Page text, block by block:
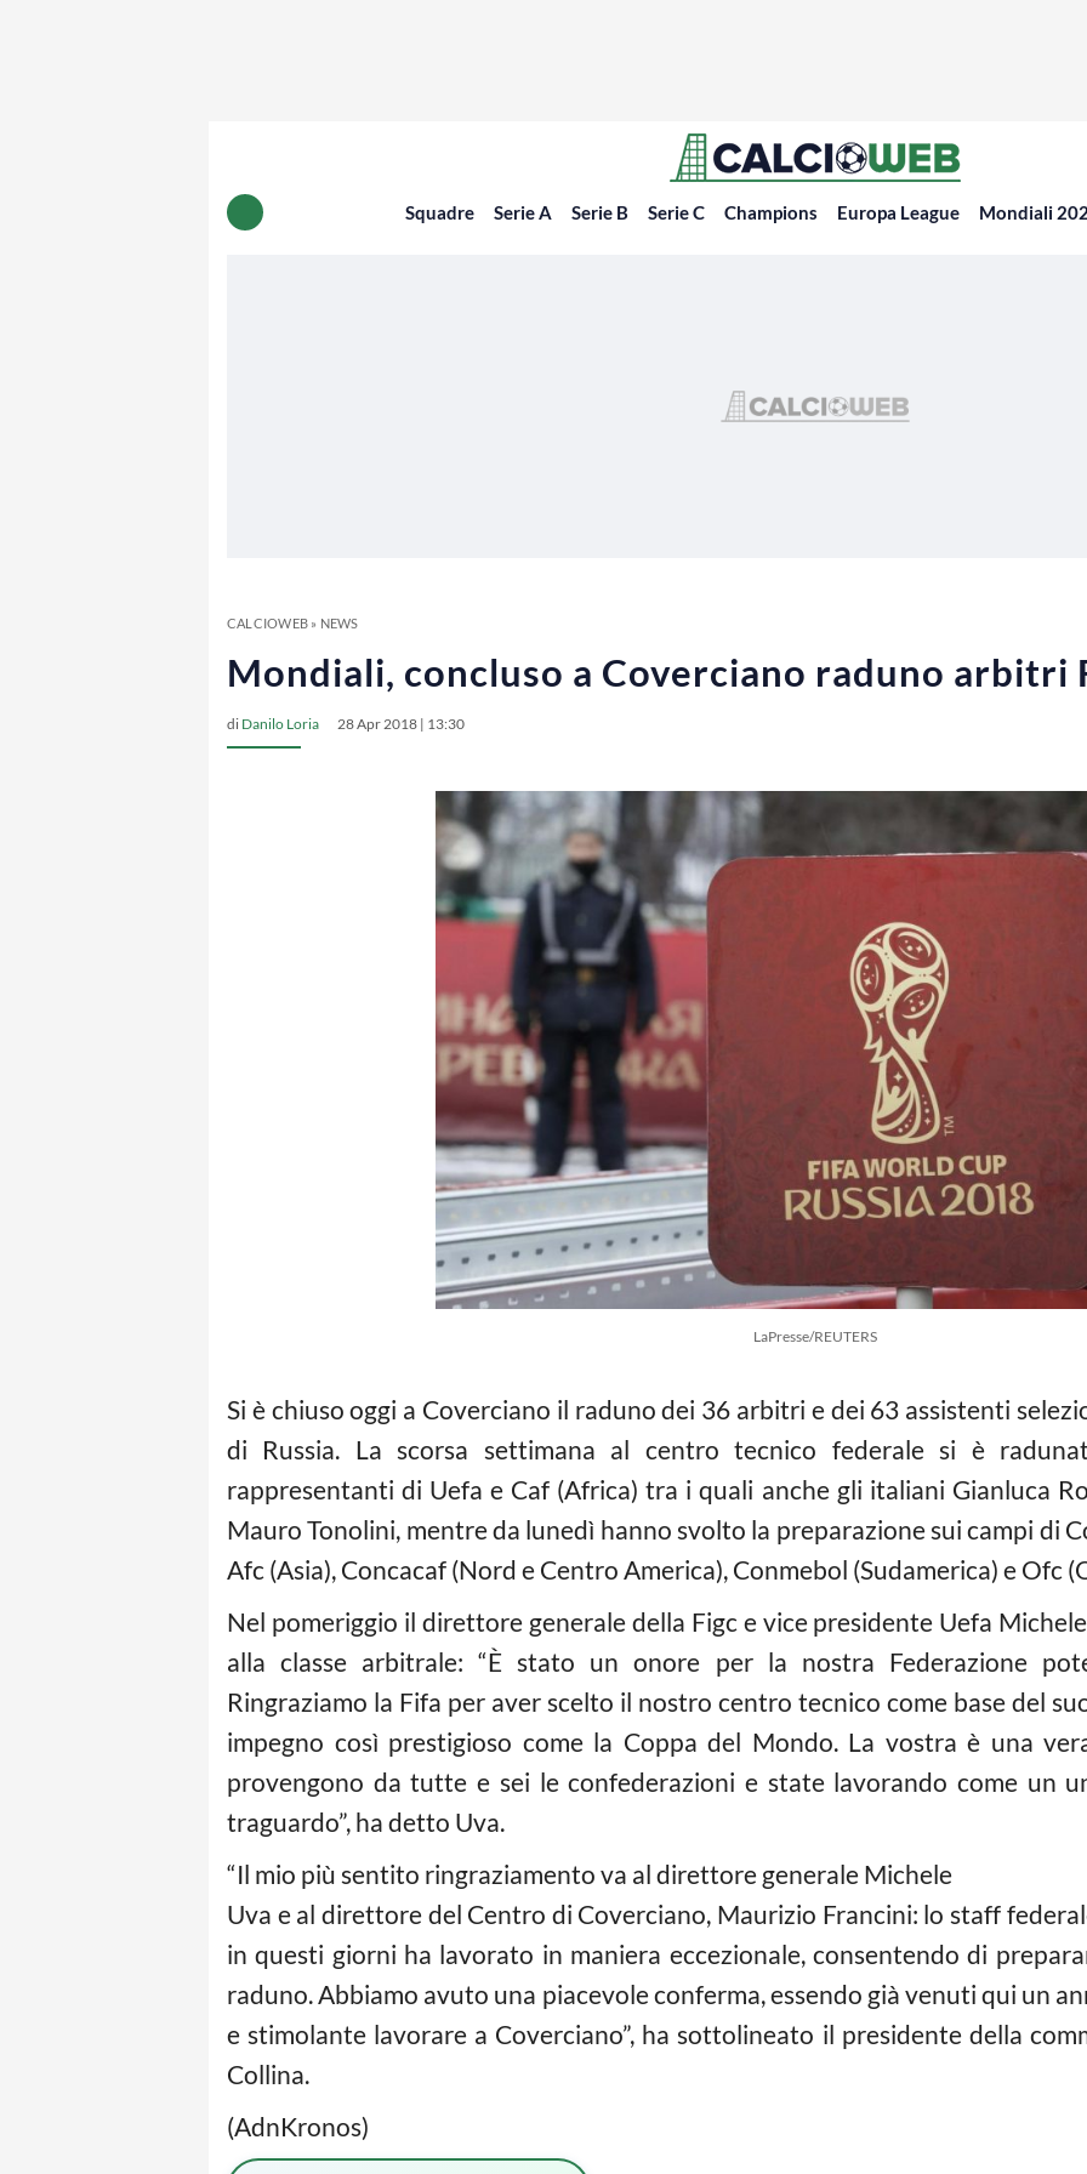
Squadre Serie A Serie B Serie C Champions Europa League Mondiali
CALCIOWEB» NEWS
Mondiali, concluso a Coverciano raduno arbitri
di Danilo Loria 28 Apr 2018 | 13:30
LaPresse/REUTERS
Si è chiuso oggi a Coverciano il raduno dei 36 arbitri e dei 63 assistenti
di Russia. La scorsa settimana al centro tecnico federale si è
rappresentanti di Uefa e Caf (Africa) tra i quali anche gli italiani Gianluca
Mauro Tonolini, mentre da lunedì hanno svolto la preparazione sui campi di
Afc (Asia), Concacaf (Nord e Centro America), Conmebol (Sudamerica) e Ofc
Nel pomeriggio il direttore generale della Figc e vice presidente Uefa
alla classe arbitrale: “È stato un onore per la nostra Federazione
Ringraziamo la Fifa per aver scelto il nostro centro tecnico come base del
impegno così prestigioso come la Coppa del Mondo. La vostra è una
provengono da tutte e sei le confederazioni e state lavorando come un
traguardo”, ha detto Uva.
“Il mio più sentito ringraziamento va al direttore generale Michele
Uva e al direttore del Centro di Coverciano, Maurizio Francini: lo staff
in questi giorni ha lavorato in maniera eccezionale, consentendo di
raduno. Abbiamo avuto una piacevole conferma, essendo già venuti qui un
e stimolante lavorare a Coverciano”, ha sottolineato il presidente della
Collina.
(AdnKronos)